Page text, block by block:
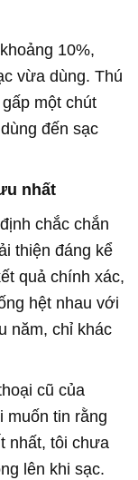
10%,
vừa dùng. Thú
một chút
đến sạc
nhất
chắc chắn
thiện đáng kể
quả chính xác,
hệt nhau với
năm, chỉ khác
cũ của
muốn tin rằng
nhất, tôi chưa
lên khi sạc.